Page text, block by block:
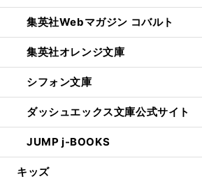
集英社Webマガジン コバルト
集英社オレンジ文庫
シフォン文庫
ダッシュエックス文庫公式サイト
JUMP j-BOOKS
キッズ